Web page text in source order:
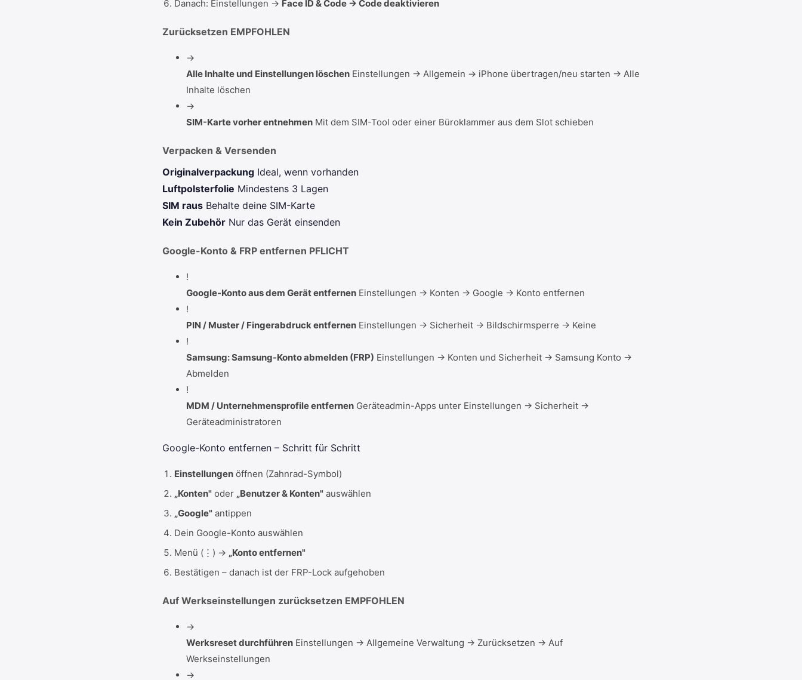
Danach: Einstellungen → Face ID & Code → Code deaktivieren
Zurücksetzen EMPFOHLEN
→
Alle Inhalte und Einstellungen löschen Einstellungen → Allgemein → iPhone übertragen/neu starten → Alle
Inhalte löschen
→
SIM-Karte vorher entnehmen Mit dem SIM-Tool oder einer Büroklammer aus dem Slot schieben
Verpacken & Versenden
Originalverpackung Ideal, wenn vorhanden
Luftpolsterfolie Mindestens 3 Lagen
SIM raus Behalte deine SIM-Karte
Kein Zubehör Nur das Gerät einsenden
Google-Konto & FRP entfernen PFLICHT
!
Google-Konto aus dem Gerät entfernen Einstellungen → Konten → Google → Konto entfernen
!
PIN / Muster / Fingerabdruck entfernen Einstellungen → Sicherheit → Bildschirmsperre → Keine
!
Samsung: Samsung-Konto abmelden (FRP) Einstellungen → Konten und Sicherheit → Samsung Konto →
Abmelden
!
MDM / Unternehmensprofile entfernen Geräteadmin-Apps unter Einstellungen → Sicherheit →
Geräteadministratoren
Google-Konto entfernen – Schritt für Schritt
Einstellungen öffnen (Zahnrad-Symbol)
„Konten" oder „Benutzer & Konten" auswählen
„Google" antippen
Dein Google-Konto auswählen
Menü (⋮) → „Konto entfernen"
Bestätigen – danach ist der FRP-Lock aufgehoben
Auf Werkseinstellungen zurücksetzen EMPFOHLEN
→
Werksreset durchführen Einstellungen → Allgemeine Verwaltung → Zurücksetzen → Auf
Werkseinstellungen
→